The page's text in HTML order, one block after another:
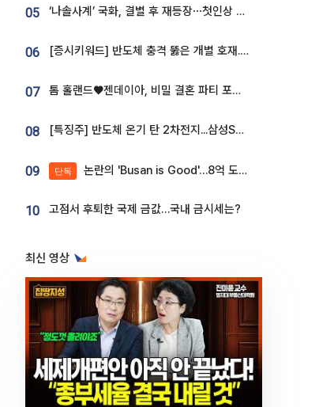
05 ‘나솔사계’ 국화, 결별 후 재등장⋯첫인상 투표 휩쓸고 ‘인기녀’ 등극
06 [증시키워드] 반도체 충격 뚫은 개별 호재...포스코퓨처엠·에코프로·한화솔루션 '눈길'
07 톰 홀랜드♥젠데이아, 비밀 결혼 파티 포착⋯호텔 대관비만 9억
08 [특징주] 반도체 온기 탄 2차전지...삼성SDI, 장 초반 7% 넘게 껑충
09 단독 논란의 'Busan is Good'…8억 도시브랜드, 용산 대통령실 CI 업체가 수행
10 고점서 후퇴한 국제 금값…국내 금시세는?
최신 영상